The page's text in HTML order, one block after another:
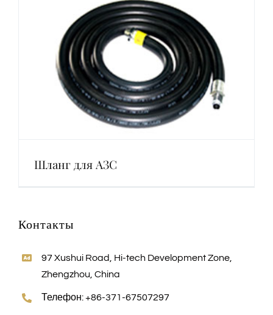
Шланг для АЗС
Контакты
97 Xushui Road, Hi-tech Development Zone,
Zhengzhou, China
Телефон: +86-371-67507297